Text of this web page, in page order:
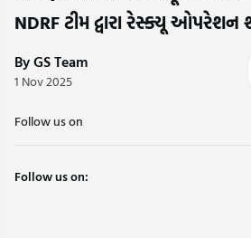
NDRF ટીમ દ્વારા રેસ્ક્યૂ ઓપરેશન
By GS Team
1 Nov 2025
Follow us on
Follow us on: